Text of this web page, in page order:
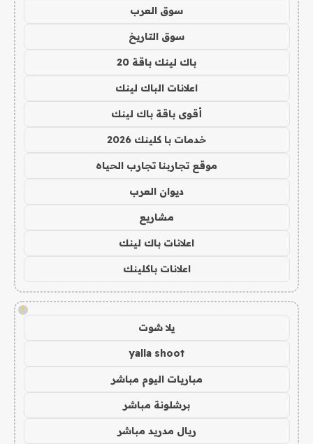
سوق العرب
سوق التاريخ
باك لينك باقة 20
اعلانات الباك لينك
أقوى باقة باك لينك
خدمات با كلينك 2026
موقع تجاربنا تجارب الحياه
ديوان العرب
مشاريع
اعلانات باك لينك
اعلانات باكلينك
!
يلا شوت
yalla shoot
مباريات اليوم مباشر
برشلونة مباشر
ريال مدريد مباشر